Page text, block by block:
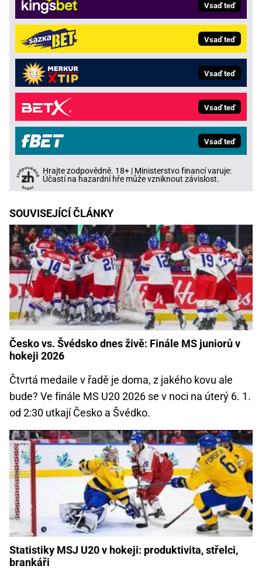
Vsaď teď
Vsaď teď
Vsaď teď
Vsaď teď
Vsaď teď
Hrajte zodpovědně. 18+ | Ministerstvo financí varuje:
Účastí na hazardní hře může vzniknout závislost.
SOUVISEJÍCÍ ČLÁNKY
Česko vs. Švédsko dnes živě: Finále MS juniorů v
hokeji 2026
Čtvrtá medaile v řadě je doma, z jakého kovu ale
bude? Ve finále MS U20 2026 se v noci na úterý 6. 1.
od 2:30 utkají Česko a Švédko.
Statistiky MSJ U20 v hokeji: produktivita, střelci,
brankáři